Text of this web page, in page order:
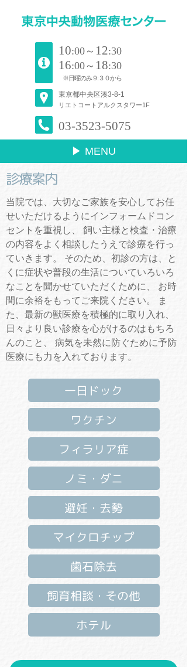
10:00～ 12:30
16:00～ 18:30
※日曜のみ９:３０から
東京都中央区湊3-8-1
リエトコートアルクスタワー1F
03-3523-5075
▶ MENU
診療案内
当院では、大切なご家族を安心してお任
せいただけるようにインフォームドコン
セントを重視し、 飼い主様と検査・治療
の内容をよく相談したうえで診療を行っ
ていきます。 そのため、初診の方は、と
くに症状や普段の生活についていろいろ
なことを聞かせていただくために、 お時
間に余裕をもってご来院ください。 ま
た、最新の獣医療を積極的に取り入れ、
日々より良い診療を心がけるのはもちろ
んのこと、 病気を未然に防ぐために予防
医療にも力を入れております。
一日ドック
ワクチン
フィラリア症
ノミ・ダニ
避妊・去勢
マイクロチップ
歯石除去
飼育相談・その他
ホテル